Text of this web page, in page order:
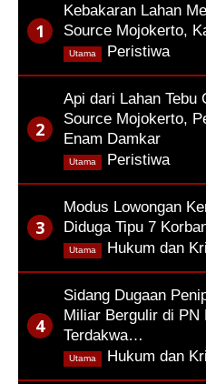
Kebakaran Lahan
Source Mojokerto,
Peristiwa
Utama
Api dari Lahan Tebu
Source Mojokerto,
Enam Damkar
Peristiwa
Utama
Modus Lowongan
Diduga Tipu 7
Hukum dan
Utama
Sidang Dugaan
Miliar Bergulir di PN
Terdakwa…
Hukum dan
Utama